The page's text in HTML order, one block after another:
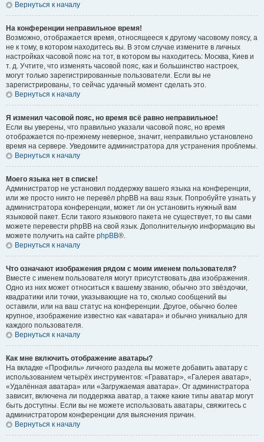
Вернуться к началу
На конференции неправильное время!
Возможно, отображается время, относящееся к другому часовому поясу, а
не к тому, в котором находитесь вы. В этом случае измените в личных
настройках часовой пояс на тот, в котором вы находитесь: Москва, Киев и
т. д. Учтите, что изменять часовой пояс, как и большинство настроек,
могут только зарегистрированные пользователи. Если вы не
зарегистрированы, то сейчас удачный момент сделать это.
Вернуться к началу
Я изменил часовой пояс, но время всё равно неправильное!
Если вы уверены, что правильно указали часовой пояс, но время
отображается по-прежнему неверное, значит, неправильно установлено
время на сервере. Уведомите администратора для устранения проблемы.
Вернуться к началу
Моего языка нет в списке!
Администратор не установил поддержку вашего языка на конференции,
или же просто никто не перевёл phpBB на ваш язык. Попробуйте узнать у
администратора конференции, может ли он установить нужный вам
языковой пакет. Если такого языкового пакета не существует, то вы сами
можете перевести phpBB на свой язык. Дополнительную информацию вы
можете получить на сайте phpBB®.
Вернуться к началу
Что означают изображения рядом с моим именем пользователя?
Вместе с именем пользователя могут присутствовать два изображения.
Одно из них может относиться к вашему званию, обычно это звёздочки,
квадратики или точки, указывающие на то, сколько сообщений вы
оставили, или на ваш статус на конференции. Другое, обычно более
крупное, изображение известно как «аватара» и обычно уникально для
каждого пользователя.
Вернуться к началу
Как мне включить отображение аватары?
На вкладке «Профиль» личного раздела вы можете добавить аватару с
использованием четырёх инструментов: «Граватар», «Галерея аватар»,
«Удалённая аватара» или «Загружаемая аватара». От администратора
зависит, включена ли поддержка аватар, а также какие типы аватар могут
быть доступны. Если вы не можете использовать аватары, свяжитесь с
администратором конференции для выяснения причин.
Вернуться к началу